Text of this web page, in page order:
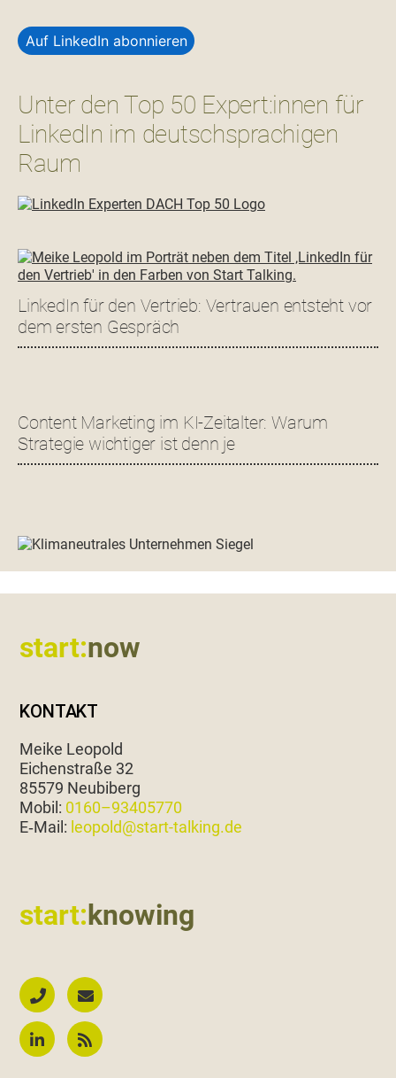
Auf LinkedIn abonnieren
Unter den Top 50 Expert:innen für
LinkedIn im deutschsprachigen
Raum
LinkedIn für den Vertrieb: Vertrauen entsteht vor
dem ersten Gespräch
Content Marketing im KI-Zeitalter: Warum
Strategie wichtiger ist denn je
start:now
KONTAKT
Meike Leopold
Eichen­straße 32
85579 Neubiberg
Mobil: 0160–93405770
E‑Mail: leopold@start-talking.de
start:knowing